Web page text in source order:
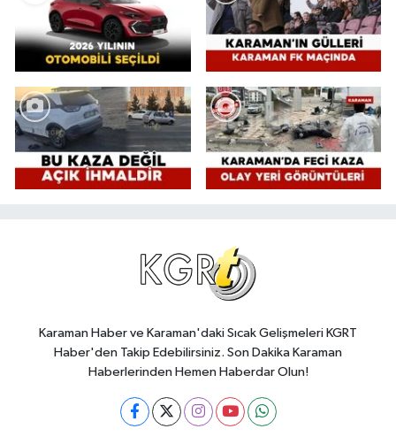
Karaman Haber ve Karaman'daki Sıcak Gelişmeleri KGRT
Haber'den Takip Edebilirsiniz. Son Dakika Karaman
Haberlerinden Hemen Haberdar Olun!